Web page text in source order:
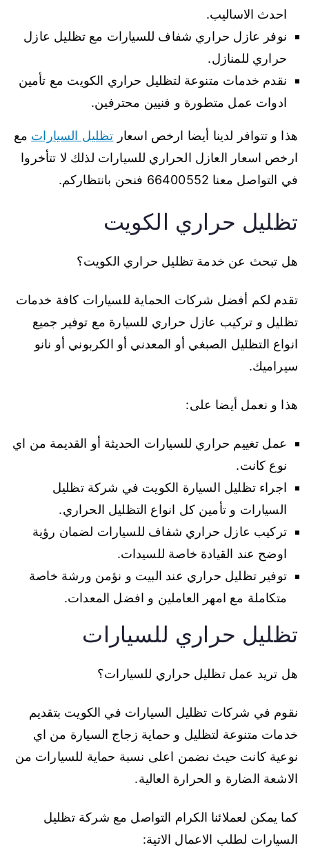
احدث الاساليب.
نوفر عازل حراري شفاف للسيارات مع تظليل عازل
حراري للمنازل.
نقدم خدمات متنوعة لتظليل حراري الكويت مع تأمين
ادوات عمل متطورة و فنيين محترفين.
هذا و تتوافر لدينا أيضا ارخص اسعار تظليل السيارات مع
ارخص اسعار العازل الحراري للسيارات لذلك لا تتأخروا
في التواصل معنا 66400552 فنحن بانتظاركم.
تظليل حراري الكويت
هل تبحث عن خدمة تظليل حراري الكويت؟
تقدم لكم أفضل شركات الحماية للسيارات كافة خدمات
تظليل و تركيب عازل حراري للسيارة مع توفير جميع
انواع التظليل الصبغي أو المعدني أو الكربوني أو نانو
سيراميك.
هذا و نعمل أيضا على:
عمل تغييم حراري للسيارات الحديثة أو القديمة من اي
نوع كانت.
اجراء تظليل السيارة الكويت في شركة تظليل
السيارات و تأمين كل انواع التظليل الحراري.
تركيب عازل حراري شفاف للسيارات لضمان رؤية
اوضح عند القيادة خاصة للسيدات.
توفير تظليل حراري عند البيت و نؤمن ورشة خاصة
متكاملة مع امهر العاملين و افضل المعدات.
تظليل حراري للسيارات
هل تريد عمل تظليل حراري للسيارات؟
نقوم في شركات تظليل السيارات في الكويت بتقديم
خدمات متنوعة لتظليل و حماية زجاج السيارة من اي
نوعية كانت حيث نضمن اعلى نسبة حماية للسيارات من
الاشعة الضارة و الحرارة العالية.
كما يمكن لعملائنا الكرام التواصل مع شركة تظليل
السيارات لطلب الاعمال الاتية: